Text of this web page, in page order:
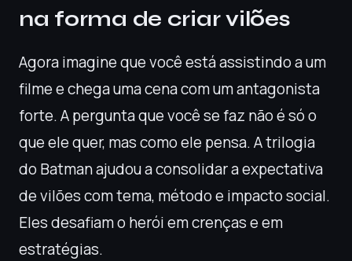
na forma de criar vilões
Agora imagine que você está assistindo a um
filme e chega uma cena com um antagonista
forte. A pergunta que você se faz não é só o
que ele quer, mas como ele pensa. A trilogia
do Batman ajudou a consolidar a expectativa
de vilões com tema, método e impacto social.
Eles desafiam o herói em crenças e em
estratégias.